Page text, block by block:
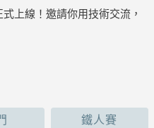
上線！邀請你用技術交流，
鐵人賽